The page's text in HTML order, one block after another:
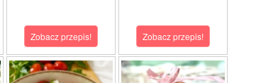
Zobacz przepis! Zobacz przepis!